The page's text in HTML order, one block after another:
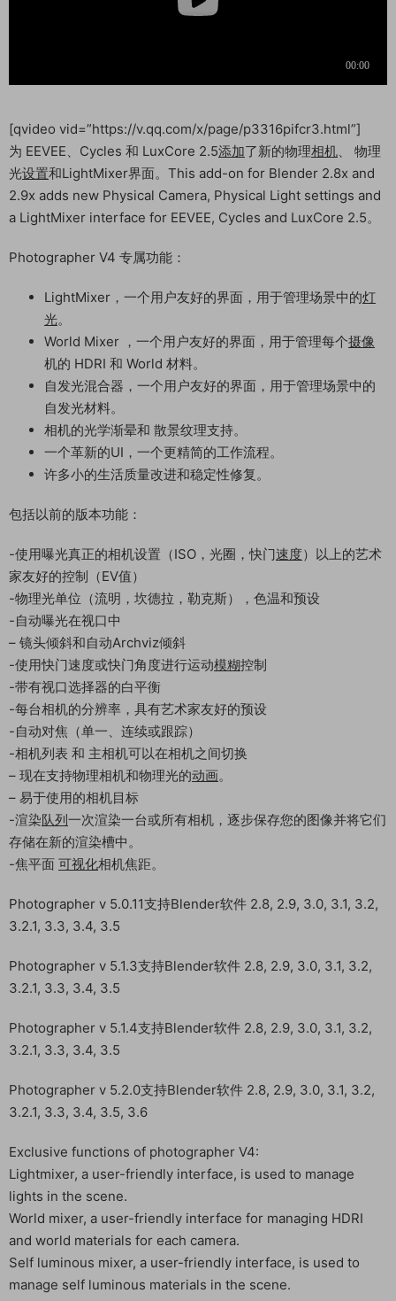
[qvideo vid=”https://v.qq.com/x/page/p3316pifcr3.html”]
为 EEVEE、Cycles 和 LuxCore 2.5添加了新的物理相机 、 物理
光设置和LightMixer界面。This add-on for Blender 2.8x and
2.9x adds new Physical Camera, Physical Light settings and
a LightMixer interface for EEVEE, Cycles and LuxCore 2.5。
Photographer V4 专属功能：
LightMixer，一个用户友好的界面，用于管理场景中的灯
光。
World Mixer ，一个用户友好的界面，用于管理每个摄像
机的 HDRI 和 World 材料。
自发光混合器，一个用户友好的界面，用于管理场景中的
自发光材料。
相机的光学渐晕和 散景纹理支持。
一个革新的UI，一个更精简的工作流程。
许多小的生活质量改进和稳定性修复。
包括以前的版本功能：
-使用曝光真正的相机设置（ISO，光圈，快门速度）以上的艺术
家友好的控制（EV值）
-物理光单位（流明，坎德拉，勒克斯），色温和预设
-自动曝光在视口中
– 镜头倾斜和自动Archviz倾斜
-使用快门速度或快门角度进行运动模糊控制
-带有视口选择器的白平衡
-每台相机的分辨率，具有艺术家友好的预设
-自动对焦（单一、连续或跟踪）
-相机列表 和 主相机可以在相机之间切换
– 现在支持物理相机和物理光的动画。
– 易于使用的相机目标
-渲染队列一次渲染一台或所有相机，逐步保存您的图像并将它们
存储在新的渲染槽中。
-焦平面 可视化相机焦距。
Photographer v 5.0.11支持Blender软件 2.8, 2.9, 3.0, 3.1, 3.2,
3.2.1, 3.3, 3.4, 3.5
Photographer v 5.1.3支持Blender软件 2.8, 2.9, 3.0, 3.1, 3.2,
3.2.1, 3.3, 3.4, 3.5
Photographer v 5.1.4支持Blender软件 2.8, 2.9, 3.0, 3.1, 3.2,
3.2.1, 3.3, 3.4, 3.5
Photographer v 5.2.0支持Blender软件 2.8, 2.9, 3.0, 3.1, 3.2,
3.2.1, 3.3, 3.4, 3.5, 3.6
Exclusive functions of photographer V4:
Lightmixer, a user-friendly interface, is used to manage
lights in the scene.
World mixer, a user-friendly interface for managing HDRI
and world materials for each camera.
Self luminous mixer, a user-friendly interface, is used to
manage self luminous materials in the scene.